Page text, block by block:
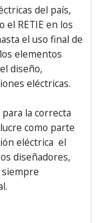
del país,
RETIE en los
el uso final de
elementos
diseño,
eléctricas.
la correcta
como parte
eléctrica el
diseñadores,